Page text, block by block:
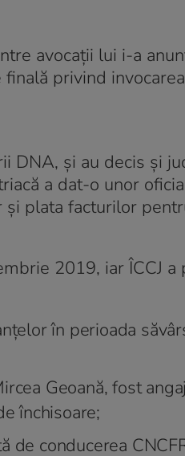
avocaţii lui i-a
privind
DNA, și au decis și
a dat-o unor
plata facturilor
2019, iar ÎCCJ
în perioada
Geoană, fost
închisoare;
de conducerea